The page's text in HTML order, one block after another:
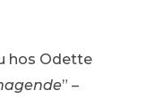
hos Odette
” –